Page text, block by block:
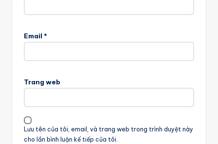
Email *
Trang web
Lưu tên của tôi, email, và trang web trong trình duyệt này
cho lần bình luận kế tiếp của tôi.